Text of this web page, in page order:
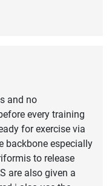
and no
every training
for exercise via
backbone especially
to release
are also given a